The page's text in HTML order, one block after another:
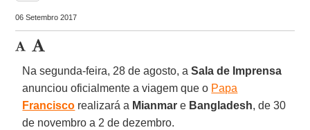
06 Setembro 2017
Na segunda-feira, 28 de agosto, aSala de Imprensa
anunciou oficialmente a viagem que o Papa
Francisco realizará a Mianmar e Bangladesh, de 30
de novembro a 2 de dezembro.